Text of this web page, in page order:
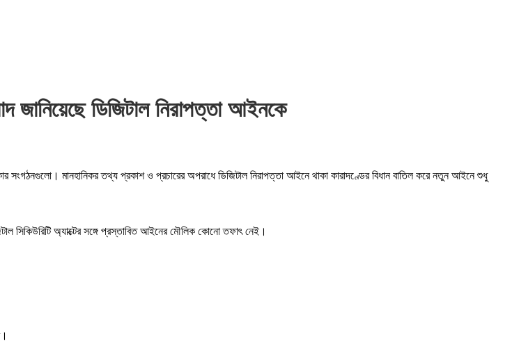
জানিয়েছে ডিজিটাল নিরাপত্তা আইনকে
সংগঠনগুলো। মানহানিকর তথ্য প্রকাশ ও প্রচারের অপরাধে ডিজিটাল নিরাপত্তা আইনে থাকা কারাদণ্ডের বিধান বাতিল করে নতুন আইনে শুধু
সিকিউরিটি অ্যাক্টের সঙ্গে প্রস্তাবিত আইনের মৌলিক কোনো তফাৎ নেই।